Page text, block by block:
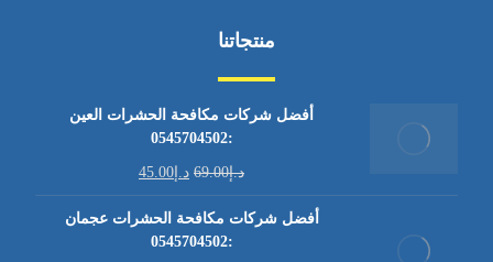
منتجاتنا
أفضل شركات مكافحة الحشرات العين
:0545704502
د.إ69.00 د.إ45.00
أفضل شركات مكافحة الحشرات عجمان
:0545704502